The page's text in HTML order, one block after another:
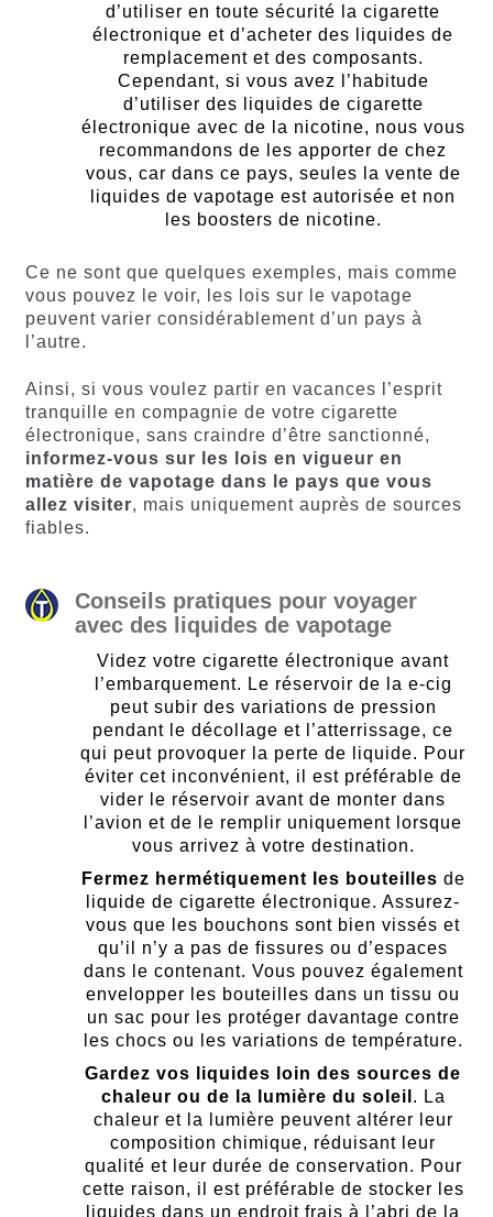
d’utiliser en toute sécurité la cigarette
électronique et d’acheter des liquides de
remplacement et des composants.
Cependant, si vous avez l’habitude
d’utiliser des liquides de cigarette
électronique avec de la nicotine, nous vous
recommandons de les apporter de chez
vous, car dans ce pays, seules la vente de
liquides de vapotage est autorisée et non
les boosters de nicotine.
Ce ne sont que quelques exemples, mais comme
vous pouvez le voir, les lois sur le vapotage
peuvent varier considérablement d’un pays à
l’autre.
Ainsi, si vous voulez partir en vacances l’esprit
tranquille en compagnie de votre cigarette
électronique, sans craindre d’être sanctionné,
informez-vous sur les lois en vigueur en
matière de vapotage dans le pays que vous
allez visiter, mais uniquement auprès de sources
fiables.
Conseils pratiques pour voyager
avec des liquides de vapotage
Videz votre cigarette électronique avant
l’embarquement. Le réservoir de la e-cig
peut subir des variations de pression
pendant le décollage et l’atterrissage, ce
qui peut provoquer la perte de liquide. Pour
éviter cet inconvénient, il est préférable de
vider le réservoir avant de monter dans
l’avion et de le remplir uniquement lorsque
vous arrivez à votre destination.
Fermez hermétiquement les bouteilles de
liquide de cigarette électronique. Assurez-
vous que les bouchons sont bien vissés et
qu’il n’y a pas de fissures ou d’espaces
dans le contenant. Vous pouvez également
envelopper les bouteilles dans un tissu ou
un sac pour les protéger davantage contre
les chocs ou les variations de température.
Gardez vos liquides loin des sources de
chaleur ou de la lumière du soleil . La
chaleur et la lumière peuvent altérer leur
composition chimique, réduisant leur
qualité et leur durée de conservation. Pour
cette raison, il est préférable de stocker les
liquides dans un endroit frais à l’abri de la